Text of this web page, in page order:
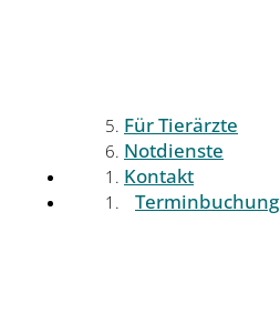
Für Tierärzte
Notdienste
Kontakt
Terminbuchung